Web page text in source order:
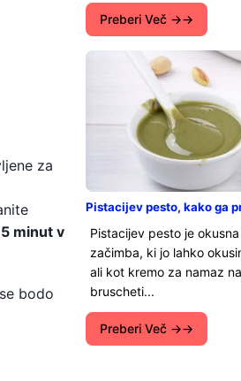
za
minut v
bodo
Preberi Več →
Pistacijev pesto, kako ga
Pistacijev pesto je
začimba, ki jo lahko
ali kot kremo za namaz
bruscheti...
Preberi Več →